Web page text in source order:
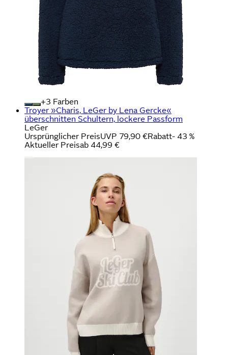
+
Farben
Troyer »Charis, LeGer by Lena Gercke«
überschnitten Schultern, lockere Passform
LeGer
Ursprünglicher PreisUVP 79,90 €Rabatt- 43 %
Aktueller Preisab 44,99 €